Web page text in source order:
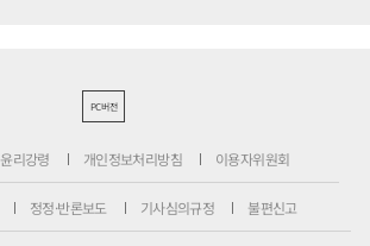
PC버전
윤리강령 개인정보처리방침 이용자위원회
정정·반론보도 기사심의규정 불편신고